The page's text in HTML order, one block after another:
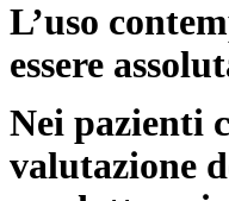
L’uso
essere
Nei pazienti
valutazione